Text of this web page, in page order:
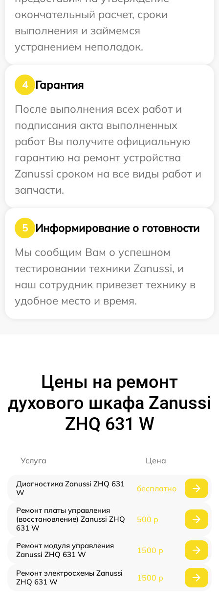
окончательный расчет, сроки
выполнения и займемся
устранением неполадок.
4
Гарантия
После выполнения всех работ и
подписания акта выполненных
работ Вы получите официальную
гарантию на ремонт устройства
Zanussi сроком на все виды работ и
запчасти.
5
Информирование о готовности
Мы сообщим Вам о успешном
тестировании техники Zanussi, и
наш сотрудник привезет технику в
удобное место и время.
Цены на ремонт
духового шкафа Zanussi
ZHQ 631 W
Услуга Цена
Диагностика Zanussi ZHQ 631
W
бесплатно
Ремонт платы управления
(восстановление) Zanussi ZHQ
631 W
500 р
Ремонт модуля управления
Zanussi ZHQ 631 W
1500 р
Ремонт электросхемы Zanussi
ZHQ 631 W
1500 р